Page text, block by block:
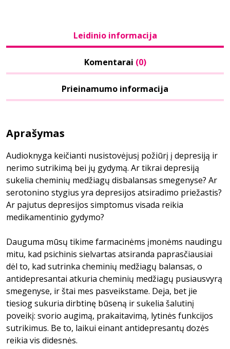
Leidinio informacija
Komentarai (0)
Prieinamumo informacija
Aprašymas
Audioknyga keičianti nusistovėjusį požiūrį į depresiją ir
nerimo sutrikimą bei jų gydymą. Ar tikrai depresiją
sukelia cheminių medžiagų disbalansas smegenyse? Ar
serotonino stygius yra depresijos atsiradimo priežastis?
Ar pajutus depresijos simptomus visada reikia
medikamentinio gydymo?
Dauguma mūsų tikime farmacinėms įmonėms naudingu
mitu, kad psichinis sielvartas atsiranda paprasčiausiai
dėl to, kad sutrinka cheminių medžiagų balansas, o
antidepresantai atkuria cheminių medžiagų pusiausvyrą
smegenyse, ir štai mes pasveikstame. Deja, bet jie
tiesiog sukuria dirbtinę būseną ir sukelia šalutinį
poveikį: svorio augimą, prakaitavimą, lytinės funkcijos
sutrikimus. Be to, laikui einant antidepresantų dozės
reikia vis didesnės.